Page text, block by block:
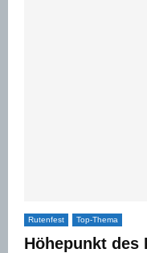
Rutenfest Top-Thema
Höhepunkt des